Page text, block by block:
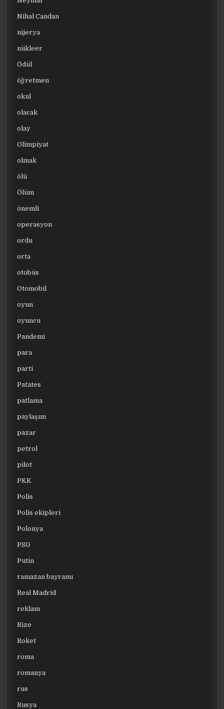
Nihal Candan
nijerya
nükleer
Ödül
öğretmen
okul
olacak
olay
Olimpiyat
olmak
ölü
Ölüm
önemli
operasyon
ordu
orta
otobüs
Otomobil
oyun
oyuncu
Pandemi
para
parti
Patates
patlama
paylaşım
pazar
petrol
pilot
PKK
Polis
Polis ekipleri
Polonya
PSG
Putin
ramazan bayramı
Real Madrid
reklam
Rize
Roket
roma
romanya
rus
Rusya